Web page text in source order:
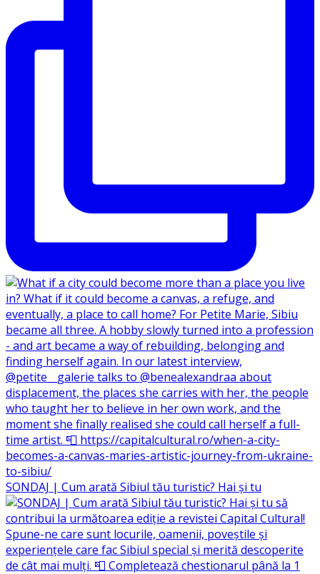
SONDAJ | Cum arată Sibiul tău turistic? Hai și tu